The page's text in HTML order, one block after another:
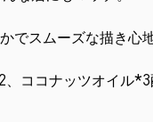
でスムーズな描き心
ココナッツオイル